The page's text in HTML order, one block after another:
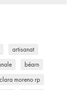
artisanat
béarn
clara moreno rp